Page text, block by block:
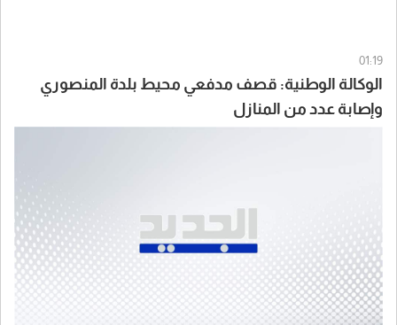
01:19
الوكالة الوطنية: قصف مدفعي محيط بلدة المنصوري
وإصابة عدد من المنازل